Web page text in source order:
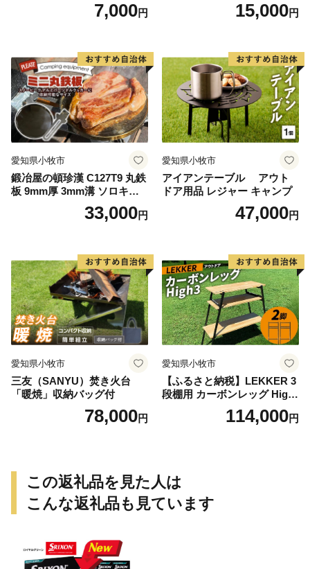
7,000円 15,000円
愛知県小牧市
鍛冶屋の頓珍漢 C127T9 丸鉄
板 9mm厚 3mm溝 ソロキャ
ンプ用 専用ハンドル付き ス
ノーピーク アルミパーソナ
33,000円
愛知県小牧市
アイアンテーブル アウト
ドア用品 レジャー キャンプ
47,000円
愛知県小牧市
三友（SANYU）焚き火台
「暖焼」収納バッグ付
78,000円
愛知県小牧市
【ふるさと納税】LEKKER 3
段棚用 カーボンレッグ High
3 2脚 キャンプ アウトドア ソ
ロキャン カーボン アウトド
県 小牧市 送料無料
114,000円
この返礼品を見た人は
こんな返礼品も見ています